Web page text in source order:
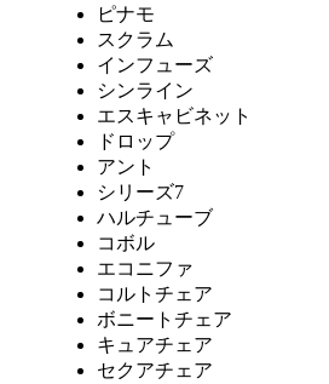
ピナモ
スクラム
インフューズ
シンライン
エスキャビネット
ドロップ
アント
シリーズ7
ハルチューブ
コボル
エコニファ
コルトチェア
ボニートチェア
キュアチェア
セクアチェア